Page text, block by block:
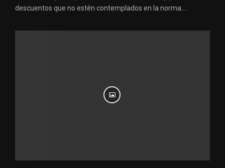
descuentos que no estén contemplados en la norma....